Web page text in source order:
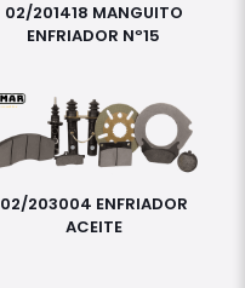
02/201418 MANGUITO
ENFRIADOR Nº15
02/203004 ENFRIADOR
ACEITE